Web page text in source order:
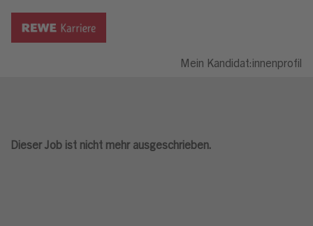
Mein Kandidat:innenprofil
Dieser Job ist nicht mehr ausgeschrieben.